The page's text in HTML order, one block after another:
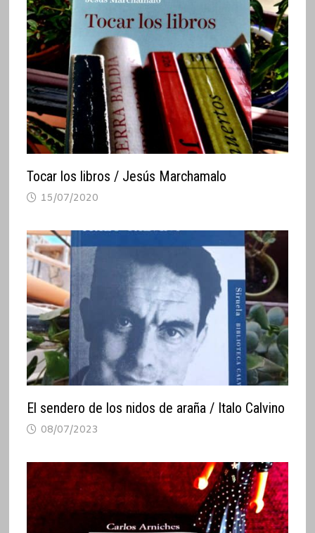
Tocar los libros / Jesús Marchamalo
15/07/2020
El sendero de los nidos de araña / Italo Calvino
08/07/2023